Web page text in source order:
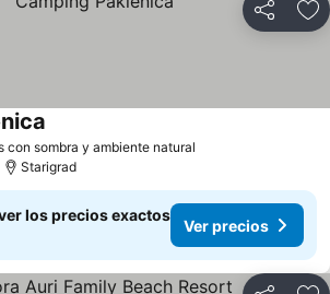
Compartir
con sombra y ambiente natural
Starigrad
los precios exactos
Ver precios